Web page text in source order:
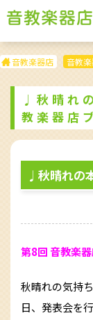
音教楽器店 音教
♩秋晴れ
教楽器店
♩秋晴れの
第8回 音教楽
秋晴れの気持
日、発表会を